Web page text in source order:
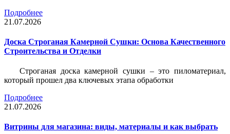
Подробнее
21.07.2026
Доска Строганая Камерной Сушки: Основа Качественного
Строительства и Отделки
Строганая доска камерной сушки – это пиломатериал,
который прошел два ключевых этапа обработки
Подробнее
21.07.2026
Витрины для магазина: виды, материалы и как выбрать